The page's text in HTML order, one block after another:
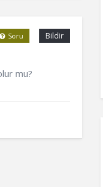
Bildir
Soru
mu?